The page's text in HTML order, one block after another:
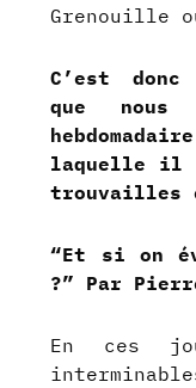
Grenouille
C’est
que nous
laquelle il
trouvailles
“Et si on
?” Par
En ces